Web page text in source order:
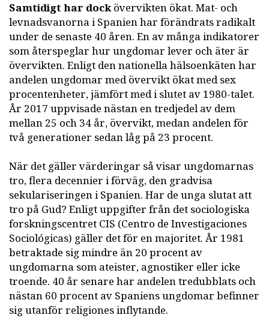
Samtidigt har dockövervikten ökat. Mat- och
levnadsvanorna i Spanien har förändrats radikalt
under de senaste 40 åren. En av många indikatorer
som återspeglar hur ungdomar lever och äter är
övervikten. Enligt den nationella hälsoenkäten har
andelen ungdomar med övervikt ökat med sex
procentenheter, jämfört med i slutet av 1980-talet.
År 2017 uppvisade nästan en tredjedel av dem
mellan 25 och 34 år, övervikt, medan andelen för
två generationer sedan låg på 23 procent.
När det gäller värderingar så visar ungdomarnas
tro, flera decennier i förväg, den gradvisa
sekulariseringen i Spanien. Har de unga slutat att
tro på Gud? Enligt uppgifter från det sociologiska
forskningscentret CIS (Centro de Investigaciones
Sociológicas) gäller det för en majoritet. År 1981
betraktade sig mindre än 20 procent av
ungdomarna som ateister, agnostiker eller icke
troende. 40 år senare har andelen tredubblats och
nästan 60 procent av Spaniens ungdomar befinner
sig utanför religiones inflytande.